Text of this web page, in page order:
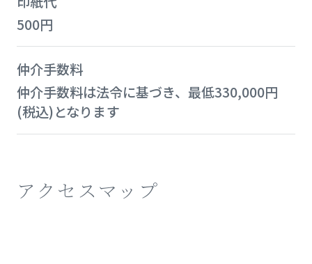
500円
仲介手数料
仲介手数料は法令に基づき、最低330,000円
(税込)となります
アクセスマップ